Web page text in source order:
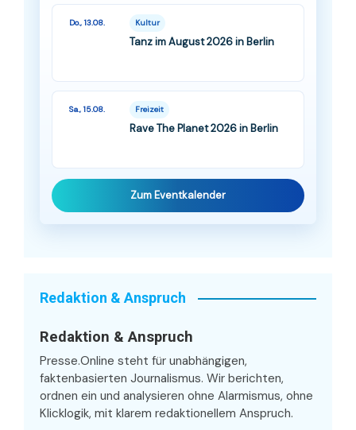
Do., 13.08. Kultur
Tanz im August 2026 in Berlin
Sa., 15.08. Freizeit
Rave The Planet 2026 in Berlin
Zum Eventkalender
Redaktion & Anspruch
Redaktion & Anspruch
Presse.Online steht für unabhängigen,
faktenbasierten Journalismus. Wir berichten,
ordnen ein und analysieren ohne Alarmismus, ohne
Klicklogik, mit klarem redaktionellem Anspruch.